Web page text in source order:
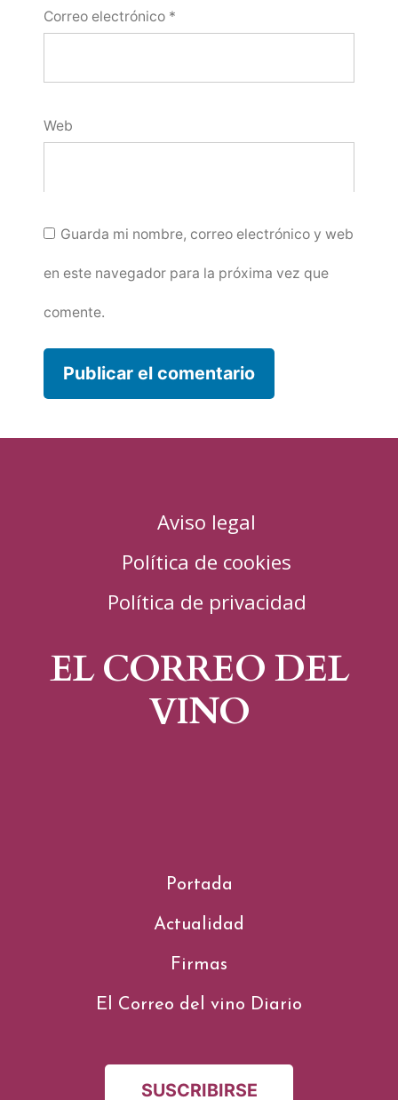
Correo electrónico *
Web
Guarda mi nombre, correo electrónico y web
en este navegador para la próxima vez que
comente.
Aviso legal
Política de cookies
Política de privacidad
EL CORREO DEL
VINO
Portada
Actualidad
Firmas
El Correo del vino Diario
SUSCRIBIRSE